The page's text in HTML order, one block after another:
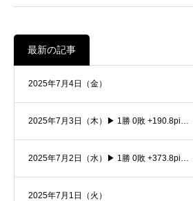
最新の記事
2025年7月4日（金）
2025年7月3日（木）▶ 1勝 0敗 +190.8pi…
2025年7月2日（水）▶ 1勝 0敗 +373.8pi…
2025年7月1日（火）